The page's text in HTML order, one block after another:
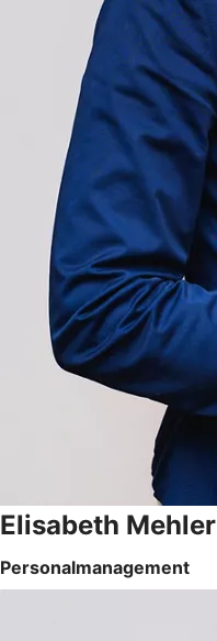
Elisabeth Mehler
Personalmanagement